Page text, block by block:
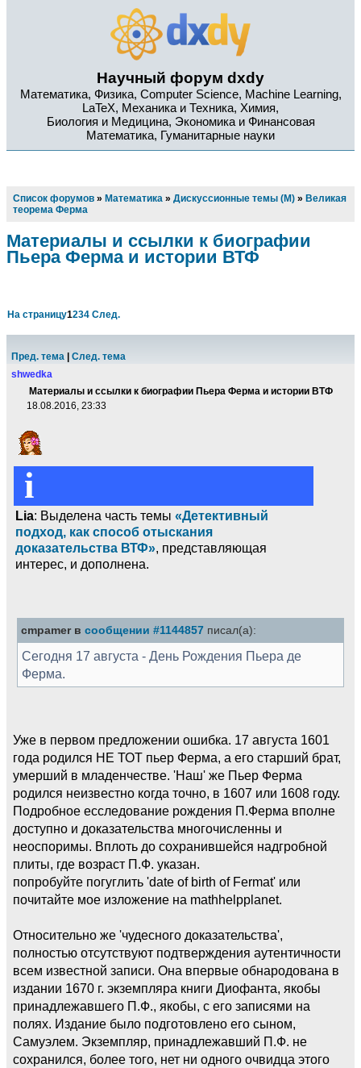
Научный форум dxdy
Математика, Физика, Computer Science, Machine Learning,
LaTeX, Механика и Техника, Химия,
Биология и Медицина, Экономика и Финансовая
Математика, Гуманитарные науки
Список форумов » Математика » Дискуссионные темы (М) » Великая
теорема Ферма
Материалы и ссылки к биографии
Пьера Ферма и истории ВТФ
На страницу1234 След.
Пред. тема
След. тема
shwedka
Материалы и ссылки к биографии Пьера Ферма и истории ВТФ
18.08.2016, 23:33
i
Lia: Выделена часть темы «Детективный
подход, как способ отыскания
доказательства ВТФ», представляющая
интерес, и дополнена.
cmpamer в сообщении #1144857 писал(а):
Сегодня 17 августа - День Рождения Пьера де
Ферма.
Уже в первом предложении ошибка. 17 августа 1601
года родился НЕ ТОТ пьер Ферма, а его старший брат,
умерший в младенчестве. 'Наш' же Пьер Ферма
родился неизвестно когда точно, в 1607 или 1608 году.
Подробное есследование рождения П.Ферма вполне
доступно и доказательства многочисленны и
неоспоримы. Вплоть до сохранившейся надгробной
плиты, где возраст П.Ф. указан.
попробуйте погуглить 'date of birth of Fermat' или
почитайте мое изложение на mathhelpplanet.
Относительно же 'чудесного доказательства',
полностью отсутствуют подтверждения аутентичности
всем известной записи. Она впервые обнародована в
издании 1670 г. экземпляра книги Диофанта, якобы
принадлежавшего П.Ф., якобы, с его записями на
полях. Издание было подготовлено его сыном,
Самуэлем. Экземпляр, принадлежавший П.Ф. не
сохранился, более того, нет ни одного очвидца этого